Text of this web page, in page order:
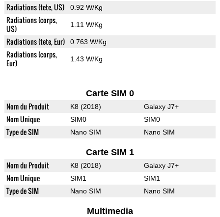
Radiations (tete, US) 0.92 W/Kg
Radiations (corps,
US)
1.11 W/Kg
Radiations (tete, Eur) 0.763 W/Kg
Radiations (corps,
Eur)
1.43 W/Kg
Carte SIM 0
Nom du Produit K8 (2018) Galaxy J7+
Nom Unique SIM0 SIM0
Type de SIM Nano SIM Nano SIM
Carte SIM 1
Nom du Produit K8 (2018) Galaxy J7+
Nom Unique SIM1 SIM1
Type de SIM Nano SIM Nano SIM
Multimedia